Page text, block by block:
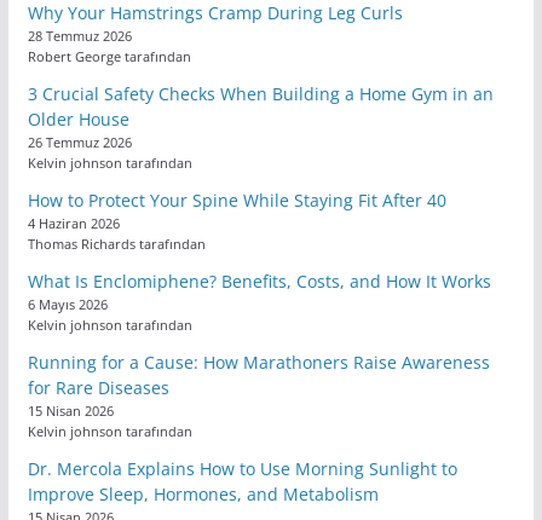
Why Your Hamstrings Cramp During Leg Curls
28 Temmuz 2026
Robert George tarafından
3 Crucial Safety Checks When Building a Home Gym in an
Older House
26 Temmuz 2026
Kelvin johnson tarafından
How to Protect Your Spine While Staying Fit After 40
4 Haziran 2026
Thomas Richards tarafından
What Is Enclomiphene? Benefits, Costs, and How It Works
6 Mayıs 2026
Kelvin johnson tarafından
Running for a Cause: How Marathoners Raise Awareness
for Rare Diseases
15 Nisan 2026
Kelvin johnson tarafından
Dr. Mercola Explains How to Use Morning Sunlight to
Improve Sleep, Hormones, and Metabolism